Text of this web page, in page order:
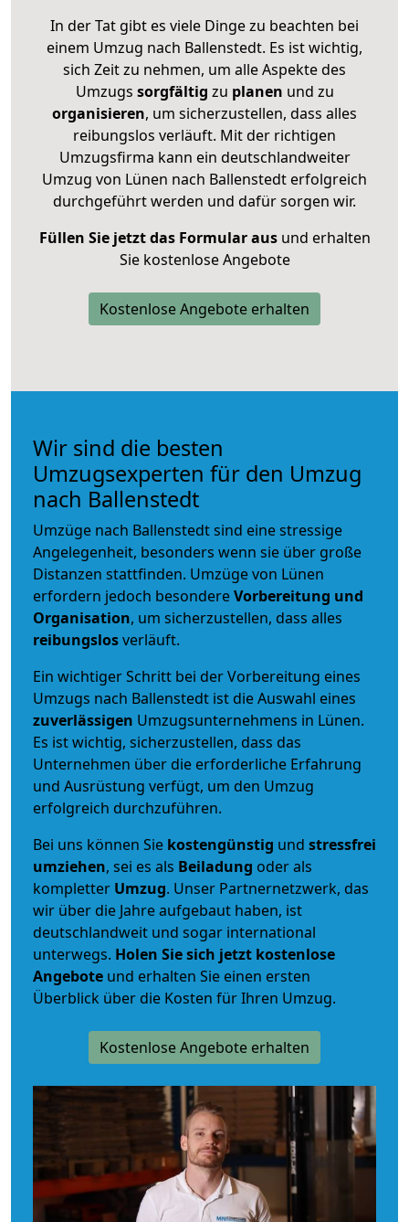
In der Tat gibt es viele Dinge zu beachten bei
einem Umzug nach Ballenstedt. Es ist wichtig,
sich Zeit zu nehmen, um alle Aspekte des
Umzugs sorgfältig zu planen und zu
organisieren, um sicherzustellen, dass alles
reibungslos verläuft. Mit der richtigen
Umzugsfirma kann ein deutschlandweiter
Umzug von Lünen nach Ballenstedt erfolgreich
durchgeführt werden und dafür sorgen wir.
Füllen Sie jetzt das Formular ausund erhalten
Sie kostenlose Angebote
Kostenlose Angebote erhalten
Wir sind die besten
Umzugsexperten für den Umzug
nach Ballenstedt
Umzüge nach Ballenstedt sind eine stressige
Angelegenheit, besonders wenn sie über große
Distanzen stattfinden. Umzüge von Lünen
erfordern jedoch besondereVorbereitung und
Organisation, um sicherzustellen, dass alles
reibungslosverläuft.
Ein wichtiger Schritt bei der Vorbereitung eines
Umzugs nach Ballenstedt ist die Auswahl eines
zuverlässigen Umzugsunternehmens in Lünen.
Es ist wichtig, sicherzustellen, dass das
Unternehmen über die erforderliche Erfahrung
und Ausrüstung verfügt, um den Umzug
erfolgreich durchzuführen.
Bei uns können Sie kostengünstig und stressfrei
umziehen, sei es als Beiladung oder als
kompletter Umzug. Unser Partnernetzwerk, das
wir über die Jahre aufgebaut haben, ist
deutschlandweit und sogar international
unterwegs. Holen Sie sich jetzt kostenlose
Angebote und erhalten Sie einen ersten
Überblick über die Kosten für Ihren Umzug.
Kostenlose Angebote erhalten